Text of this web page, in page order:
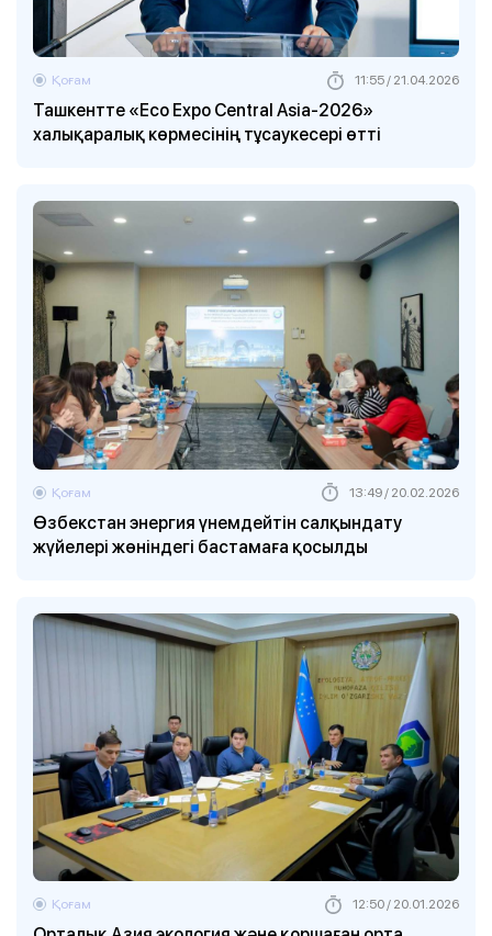
Ташкентте «Eco Expo Central Asia-2026»
халықаралық көрмесінің тұсаукесері өтті
Қоғам 11:55 / 21.04.2026
Өзбекстан энергия үнемдейтін салқындату
жүйелері жөніндегі бастамаға қосылды
Қоғам 13:49 / 20.02.2026
Қоғам 12:50 / 20.01.2026